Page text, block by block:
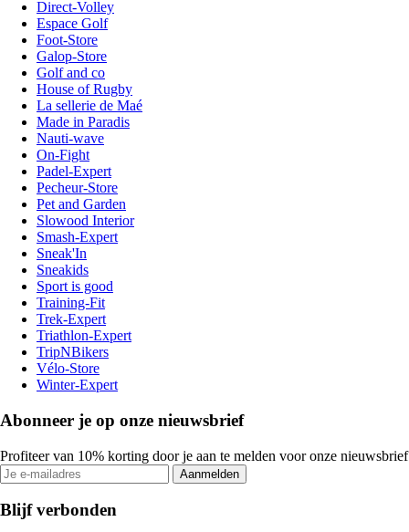
Direct-Volley
Espace Golf
Foot-Store
Galop-Store
Golf and co
House of Rugby
La sellerie de Maé
Made in Paradis
Nauti-wave
On-Fight
Padel-Expert
Pecheur-Store
Pet and Garden
Slowood Interior
Smash-Expert
Sneak'In
Sneakids
Sport is good
Training-Fit
Trek-Expert
Triathlon-Expert
TripNBikers
Vélo-Store
Winter-Expert
Abonneer je op onze nieuwsbrief
Profiteer van 10% korting door je aan te melden voor onze nieuwsbrief
Aanmelden
Blijf verbonden